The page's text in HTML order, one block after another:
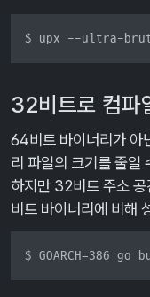
$ upx --ultra-
32비트로 컴파
64비트 바이너리가 아
리 파일의 크기를 줄일
하지만 32비트 주소
비트 바이너리에 비해
$ GOARCH=386